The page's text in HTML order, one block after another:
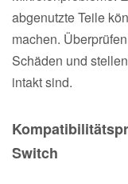
abgenutzte Teile
machen.
Schäden und
intakt sind.
Switch